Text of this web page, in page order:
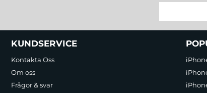
Sidfot Blandad info och länkar
KUNDSERVICE
Kontakta Oss
Om oss
Frågor & svar